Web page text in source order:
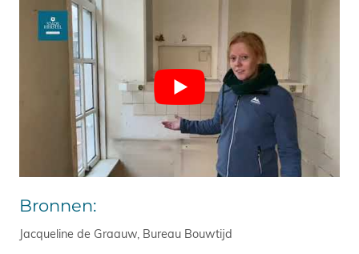
Bronnen:
Jacqueline de Graauw, Bureau Bouwtijd